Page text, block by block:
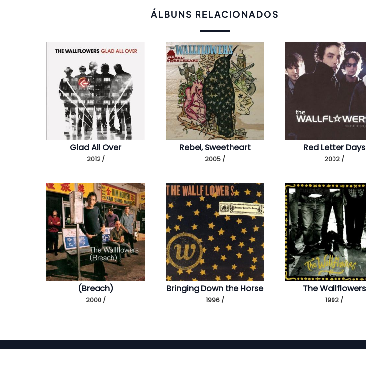
ÁLBUNS RELACIONADOS
Glad All Over
2012 /
Rebel, Sweetheart
2005 /
Red Letter Days
2002 /
(Breach)
2000 /
Bringing Down the Horse
1996 /
The Wallflowers
1992 /